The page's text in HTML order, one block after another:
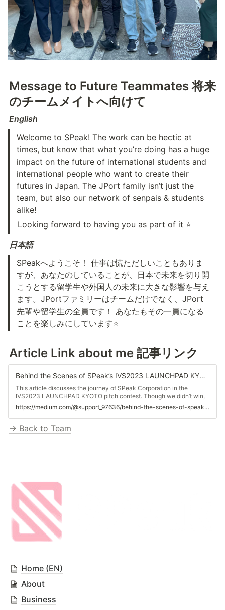
Message to Future Teammates 将来
のチームメイトへ向けて
English
Welcome to SPeak! The work can be hectic at
times, but know that what you’re doing has a huge
impact on the future of international students and
international people who want to create their
futures in Japan. The JPort family isn’t just the
team, but also our network of senpais & students
alike!
Looking forward to having you as part of it ⭐
日本語
SPeakへようこそ！ 仕事は慌ただしいこともありま
すが、あなたのしていることが、日本で未来を切り開
こうとする留学生や外国人の未来に大きな影響を与え
ます。JPortファミリーはチームだけでなく、JPort
先輩や留学生の全員です！ あなたもその一員になる
ことを楽しみにしています⭐
Article Link about me 記事リンク
Behind the Scenes of SPeak’s IVS2023 LAUNCHPAD KYOTO Pitch Contest Journey
This article discusses the journey of SPeak Corporation in the
IVS2023 LAUNCHPAD KYOTO pitch contest. Though we didn’t win,
we want to…
https://medium.com/@support_97636/behind-the-scenes-of-speaks-ivs2023-launchpad-kyoto-pitch-contest-journey-c1d09a1cc45a
→ Back to Team
Home (EN)
About
Business